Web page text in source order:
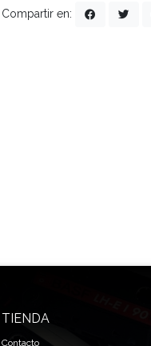
Compartir en:
TIENDA
Contacto